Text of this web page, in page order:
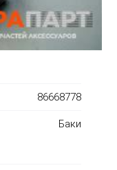
86668778
Баки